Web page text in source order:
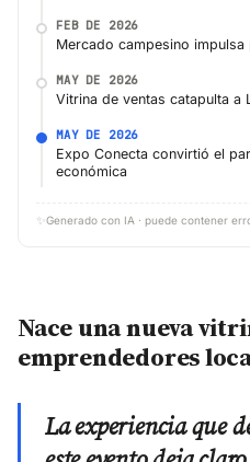
FEB DE 2026
Mercado campesino
MAY DE 2026
Vitrina de ventas catapulta a
MAY DE 2026
Expo Conecta convirtió el
económica
✨ Generado con IA · puede contener
Nace una nueva
emprendedores
La experiencia que